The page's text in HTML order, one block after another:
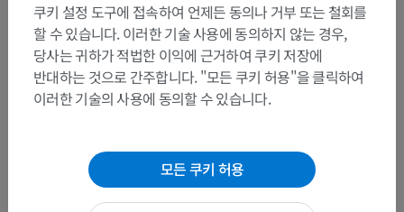
쿠키 설정 도구에 접속하여 언제든 동의나 거부 또는 철회를
할 수 있습니다. 이러한 기술 사용에 동의하지 않는 경우,
당사는 귀하가 적법한 이익에 근거하여 쿠키 저장에
반대하는 것으로 간주합니다. "모든 쿠키 허용"을 클릭하여
이러한 기술의 사용에 동의할 수 있습니다.
모든 쿠키 허용